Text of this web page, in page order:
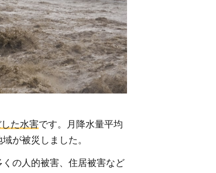
た水害です。月降水量平均
が被災しました。
くの人的被害、住居被害など